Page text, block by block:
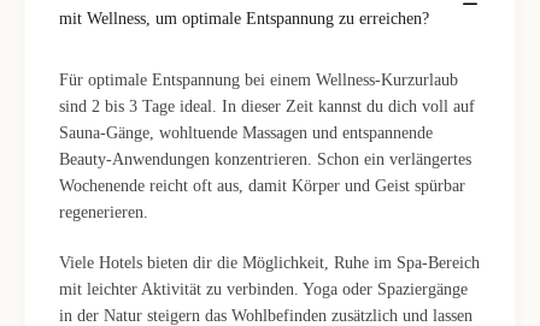
mit Wellness, um optimale Entspannung zu erreichen?
Für optimale Entspannung bei einem Wellness-Kurzurlaub
sind 2 bis 3 Tage ideal. In dieser Zeit kannst du dich voll auf
Sauna-Gänge, wohltuende Massagen und entspannende
Beauty-Anwendungen konzentrieren. Schon ein verlängertes
Wochenende reicht oft aus, damit Körper und Geist spürbar
regenerieren.
Viele Hotels bieten dir die Möglichkeit, Ruhe im Spa-Bereich
mit leichter Aktivität zu verbinden. Yoga oder Spaziergänge
in der Natur steigern das Wohlbefinden zusätzlich und lassen